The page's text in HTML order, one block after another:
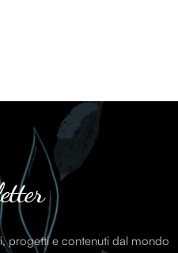
progetti e contenuti dal mondo